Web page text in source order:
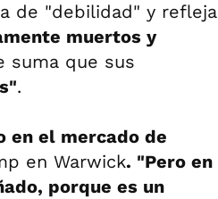
de "debilidad" y refleja
muertos y
suma que sus
.
en el mercado de
en Warwick. "Pero en
porque es un